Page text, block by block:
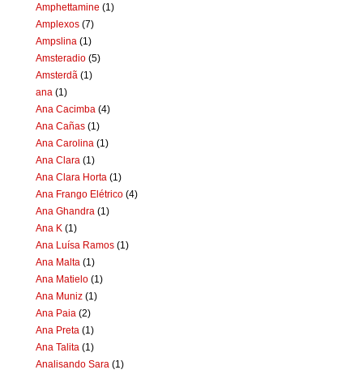
Amphettamine (1)
Amplexos (7)
Ampslina (1)
Amsteradio (5)
Amsterdã (1)
ana (1)
Ana Cacimba (4)
Ana Cañas (1)
Ana Carolina (1)
Ana Clara (1)
Ana Clara Horta (1)
Ana Frango Elétrico (4)
Ana Ghandra (1)
Ana K (1)
Ana Luísa Ramos (1)
Ana Malta (1)
Ana Matielo (1)
Ana Muniz (1)
Ana Paia (2)
Ana Preta (1)
Ana Talita (1)
Analisando Sara (1)